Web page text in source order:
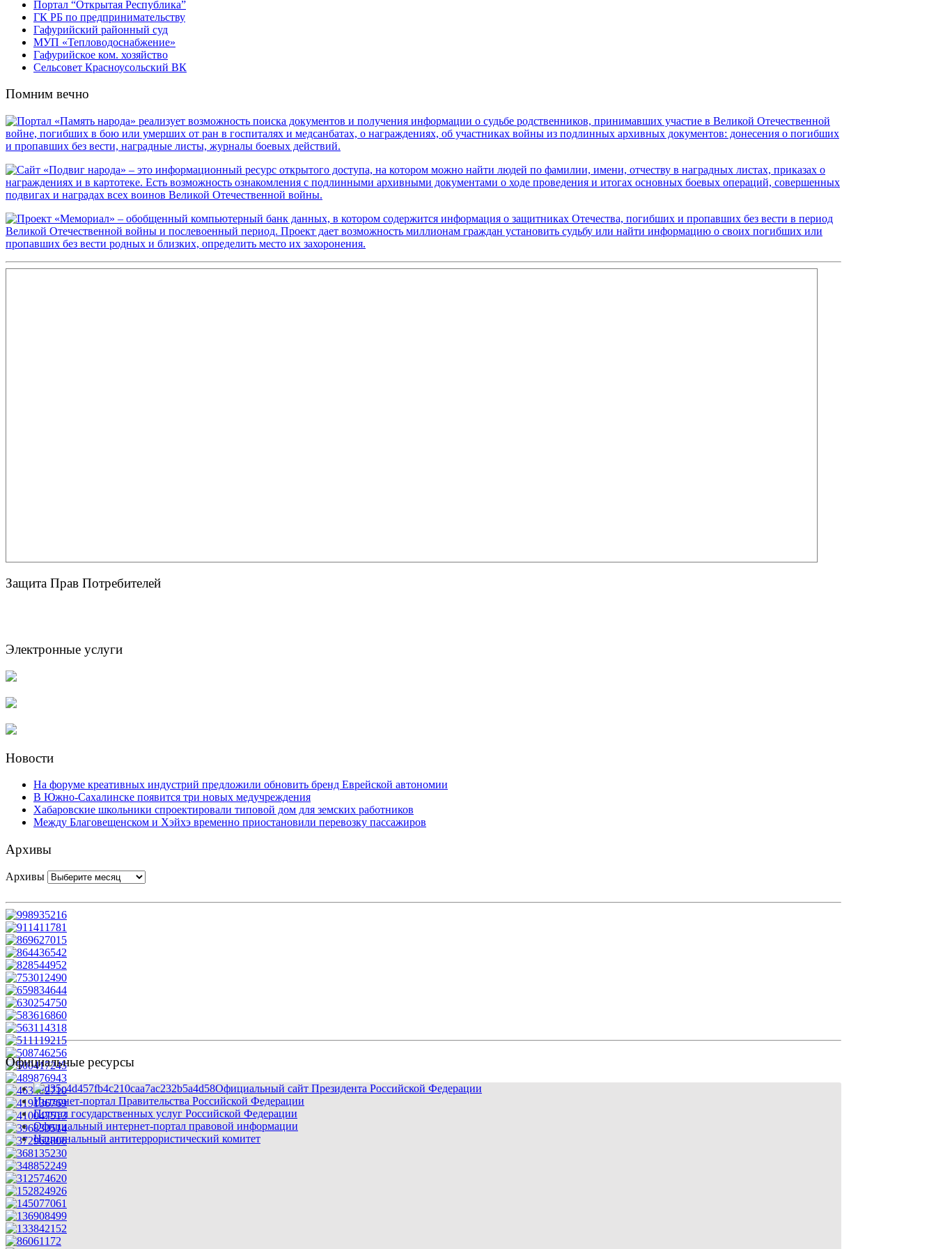
Портал “Открытая Республика”
ГК РБ по предпринимательству
Гафурийский районный суд
МУП «Тепловодоснабжение»
Гафурийское ком. хозяйство
Сельсовет Красноусольский ВК
Помним вечно
Защита Прав Потребителей
Электронные услуги
Новости
На форуме креативных индустрий предложили обновить бренд Еврейской автономии
В Южно-Сахалинске появится три новых медучреждения
Хабаровские школьники спроектировали типовой дом для земских работников
Между Благовещенском и Хэйхэ временно приостановили перевозку пассажиров
Архивы
Архивы
Официальные ресурсы
Официальный сайт Президента Российской Федерации
Интернет-портал Правительства Российской Федерации
Портал государственных услуг Российской Федерации
Официальный интернет-портал правовой информации
Национальный антитеррористический комитет